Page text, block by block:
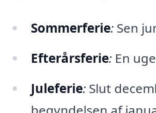
Sommerferie:Sen
Efterårsferie:En
Juleferie:Slut